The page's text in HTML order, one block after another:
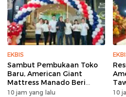
EKBIS
Sambut Pembukaan Toko
Baru, American Giant
Mattress Manado Beri
Promo Hemat Jutaan
10 jam yang lalu 10